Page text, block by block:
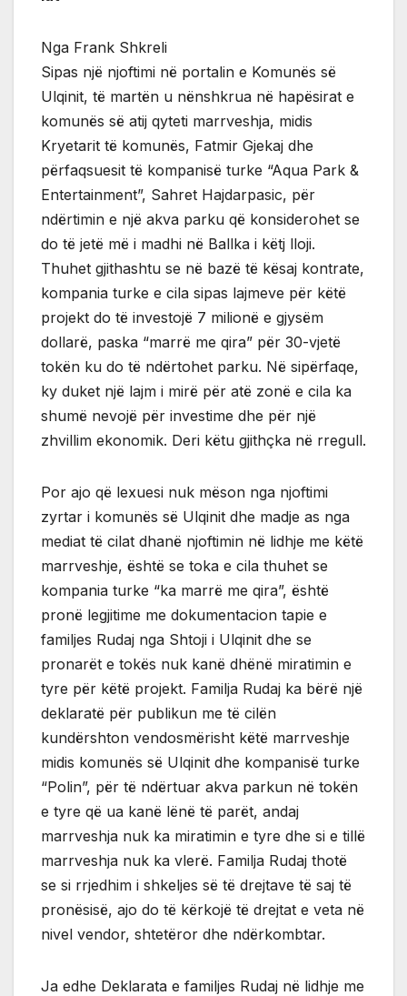
Nga Frank Shkreli
Sipas një njoftimi në portalin e Komunës së
Ulqinit, të martën u nënshkrua në hapësirat e
komunës së atij qyteti marrveshja, midis
Kryetarit të komunës, Fatmir Gjekaj dhe
përfaqsuesit të kompanisë turke “Aqua Park &
Entertainment”, Sahret Hajdarpasic, për
ndërtimin e një akva parku që konsiderohet se
do të jetë më i madhi në Ballka i këtj lloji.
Thuhet gjithashtu se në bazë të kësaj kontrate,
kompania turke e cila sipas lajmeve për këtë
projekt do të investojë 7 milionë e gjysëm
dollarë, paska “marrë me qira” për 30-vjetë
tokën ku do të ndërtohet parku. Në sipërfaqe,
ky duket një lajm i mirë për atë zonë e cila ka
shumë nevojë për investime dhe për një
zhvillim ekonomik. Deri këtu gjithçka në rregull.
Por ajo që lexuesi nuk mëson nga njoftimi
zyrtar i komunës së Ulqinit dhe madje as nga
mediat të cilat dhanë njoftimin në lidhje me këtë
marrveshje, është se toka e cila thuhet se
kompania turke “ka marrë me qira”, është
pronë legjitime me dokumentacion tapie e
familjes Rudaj nga Shtoji i Ulqinit dhe se
pronarët e tokës nuk kanë dhënë miratimin e
tyre për këtë projekt. Familja Rudaj ka bërë një
deklaratë për publikun me të cilën
kundërshton vendosmërisht këtë marrveshje
midis komunës së Ulqinit dhe kompanisë turke
“Polin”, për të ndërtuar akva parkun në tokën
e tyre që ua kanë lënë të parët, andaj
marrveshja nuk ka miratimin e tyre dhe si e tillë
marrveshja nuk ka vlerë. Familja Rudaj thotë
se si rrjedhim i shkeljes së të drejtave të saj të
pronësisë, ajo do të kërkojë të drejtat e veta në
nivel vendor, shtetëror dhe ndërkombtar.
Ja edhe Deklarata e familjes Rudaj në lidhje me